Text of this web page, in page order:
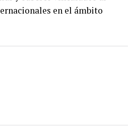
en el ámbito